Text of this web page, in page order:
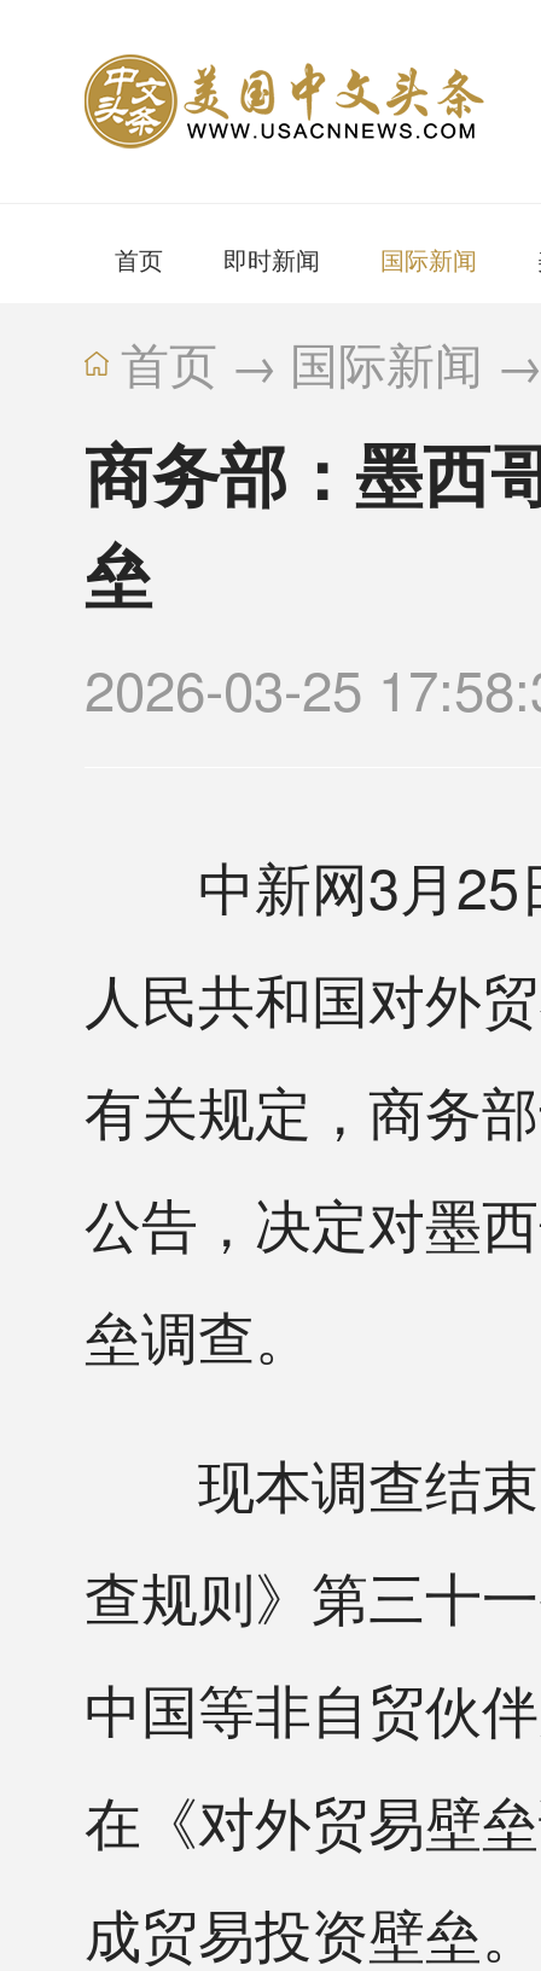
首页 即时新闻 国际新闻
首页 → 国际新闻
商务部：墨西
垒
2026-03-25
中新网3月25
人民共和国对外
有关规定，商务
公告，决定对墨
垒调查。
现本调查结束
查规则》第三十
中国等非自贸伙
在《对外贸易壁
成贸易投资壁垒。